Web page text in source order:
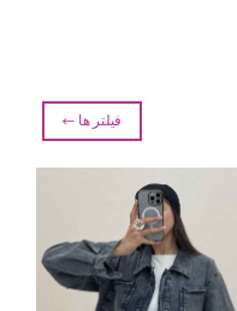
فیلتر ها